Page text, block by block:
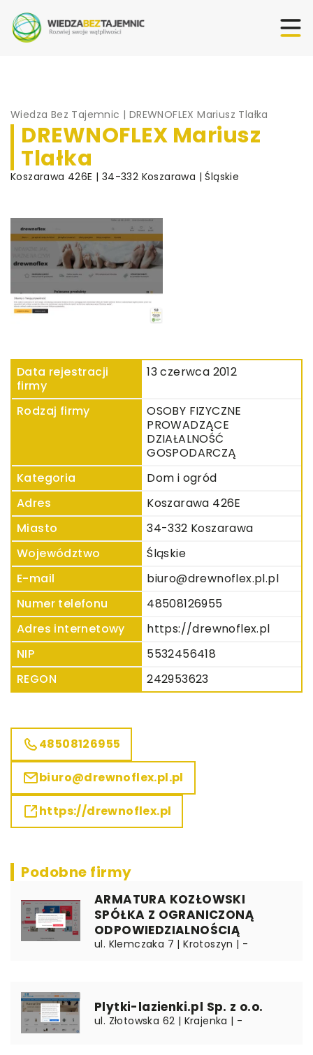
Wiedza Bez Tajemnic | DREWNOFLEX Mariusz Tlałka
DREWNOFLEX Mariusz
Tlałka
Koszarawa 426E | 34-332 Koszarawa | Śląskie
Data rejestracji
firmy
13 czerwca 2012
Rodzaj firmy
OSOBY FIZYCZNE
PROWADZĄCE
DZIAŁALNOŚĆ
GOSPODARCZĄ
Kategoria
Dom i ogród
Adres
Koszarawa 426E
Miasto
34-332 Koszarawa
Województwo
Śląskie
E-mail
biuro@drewnoflex.pl.pl
Numer telefonu
48508126955
Adres internetowy
https://drewnoflex.pl
NIP
5532456418
REGON
242953623
48508126955
biuro@drewnoflex.pl.pl
https://drewnoflex.pl
Podobne firmy
ARMATURA KOZŁOWSKI
SPÓŁKA Z OGRANICZONĄ
ODPOWIEDZIALNOŚCIĄ
ul. Klemczaka 7 | Krotoszyn | -
Plytki-lazienki.pl Sp. z o.o.
ul. Złotowska 62 | Krajenka | -